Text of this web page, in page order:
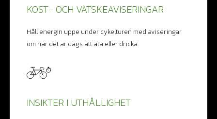
KOST- OCH VÄTSKEAVISERINGAR
Håll energin uppe under cykelturen med aviseringar
om när det är dags att äta eller dricka.
INSIKTER I UTHÅLLIGHET